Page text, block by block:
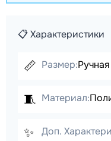
📋 Характеристики
📏 Размер:
🧵 Материал:
✨ Доп.